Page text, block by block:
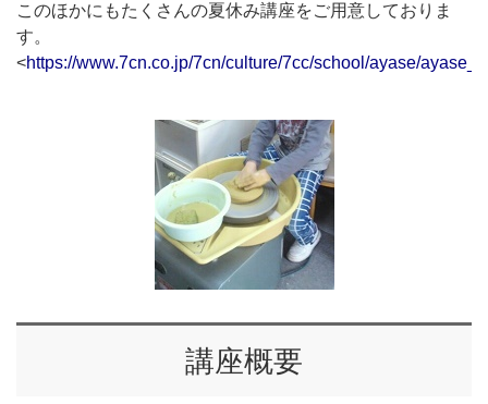
このほかにもたくさんの夏休み講座をご用意しておりま
す。
<https://www.7cn.co.jp/7cn/culture/7cc/school/ayase/
講座概要